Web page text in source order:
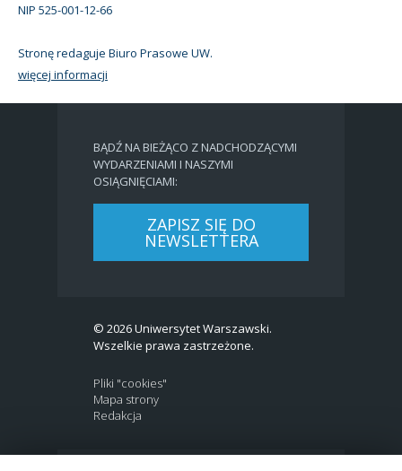
NIP 525-001-12-66
Stronę redaguje Biuro Prasowe UW.
więcej informacji
BĄDŹ NA BIEŻĄCO Z NADCHODZĄCYMI
WYDARZENIAMI I NASZYMI
OSIĄGNIĘCIAMI:
ZAPISZ SIĘ DO
NEWSLETTERA
© 2026 Uniwersytet Warszawski.
Wszelkie prawa zastrzeżone.
Pliki "cookies"
Mapa strony
Redakcja